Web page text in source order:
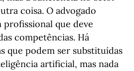
coisa. O advogado
que deve
competências. Há
que podem ser substituídas
artificial, mas nada